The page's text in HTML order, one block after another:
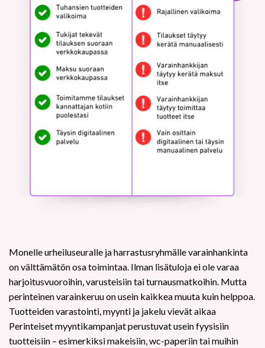
Monelle urheiluseuralle ja harrastusryhmälle varainhankinta
on välttämätön osa toimintaa. Ilman lisätuloja ei ole varaa
harjoitusvuoroihin, varusteisiin tai turnausmatkoihin. Mutta
perinteinen varainkeruu on usein kaikkea muuta kuin helppoa.
Tuotteiden varastointi, myynti ja jakelu vievät aikaa
Perinteiset myyntikampanjat perustuvat usein fyysisiin
tuotteisiin – esimerkiksi makeisiin, wc-paperiin tai muihin